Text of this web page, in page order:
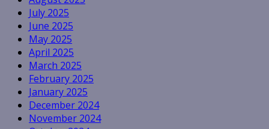
July 2025
June 2025
May 2025
April 2025
March 2025
February 2025
January 2025
December 2024
November 2024